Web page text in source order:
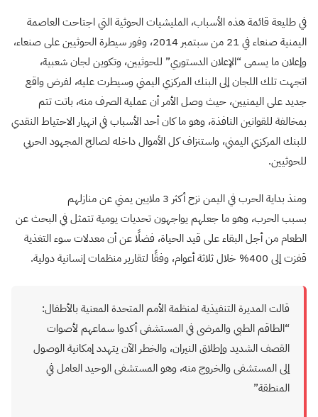
في طليعة قائمة هذه الأسباب، المليشيات الحوثية التي اجتاحت العاصمة
اليمنية صنعاء في 21 من سبتمبر 2014، وفور سيطرة الحوثيين على صنعاء،
وإعلان ما يسمى “الإعلان الدستوري” للحوثيين، وتكوين لجان شعبية،
اتجهت تلك اللجان إلى البنك المركزي اليمني وسيطرت عليه، لفرض واقع
جديد على اليمنيين، حيث وصل الأمر أن عملية الصرف منه، باتت تتم
بمخالفة للقوانين النافذة، وهو ما كان أحد الأسباب في انهيار الاحتياط النقدي
للبنك المركزي اليمني، واستنزاف كل الأموال داخله لصالح المجهود الحربي
للحوثيين.
ومنذ بداية الحرب في اليمن نزح أكثر 3 ملايين يمني عن منازلهم
بسبب الحرب، وهو ما جعلهم يواجهون تحديات يومية تتمثل في البحث عن
الطعام من أجل البقاء على قيد الحياة، فضلًا عن أن معدلات سوء التغذية
قفزت إلى 400% خلال ثلاثة أعوام، وفقًا لتقارير منظمات إنسانية دولية.
قالت المديرة التنفيذية لمنظمة الأمم المتحدة المعنية بالأطفال:
“الطاقم الطبي والمرضى في المستشفى أكدوا سماعهم لأصوات
القصف الشديد وإطلاق النيران، والخطر الآن يتهدد إمكانية الوصول
إلى المستشفى والخروج منه، وهو المستشفى الوحيد العامل في
المنطقة”